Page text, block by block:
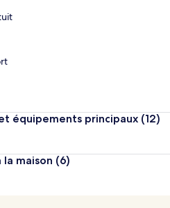
équipements principaux (12)
la maison (6)